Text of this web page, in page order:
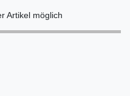
Artikel möglich